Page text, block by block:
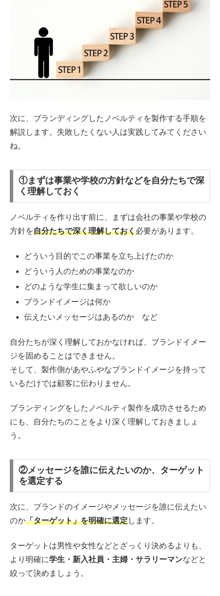
次に、ブランディングしたノベルティを製作する手順を
解説します。失敗したくない人は実践してみてください
ね。
①まずは事業や学校の方針などを自分たちで深
く理解しておく
ノベルティを作り出す前に、まずは会社の事業や学校の
方針を自分たちで深く理解しておく必要があります。
どういう目的でこの事業を立ち上げたのか
どういう人のための事業なのか
どのような学生に集まって欲しいのか
ブランドイメージは何か
伝えたいメッセージはあるのか など
自分たちが深く理解しておかなければ、ブランドイメー
ジを固めることはできません。
そして、製作側があやふやなブランドイメージを持って
いるだけでは顧客に伝わりません。
ブランディングをしたノベルティ製作を成功させるため
にも、自分たちのことをより深く理解しておきましょ
う。
②メッセージを誰に伝えたいのか、ターゲット
を選定する
次に、ブランドのイメージやメッセージを誰に伝えたい
のか「ターゲット」を明確に選定します。
ターゲットは男性や女性などとざっくり決めるよりも、
より明確に学生・新入社員・主婦・サラリーマンなどと
絞って決めましょう。